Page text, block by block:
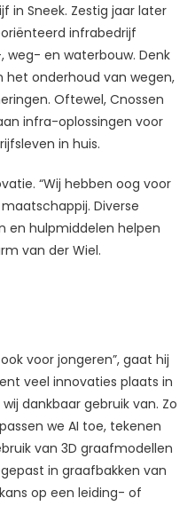
in Sneek. Zestig jaar later
infrabedrijf
en waterbouw. Denk
het onderhoud van wegen,
Oftewel, Cnossen
infra-oplossingen voor
in huis.
“Wij hebben oog voor
Diverse
en hulpmiddelen helpen
van der Wiel.
voor jongeren”, gaat hij
veel innovaties plaats in
dankbaar gebruik van. Zo
we AI toe, tekenen
van 3D graafmodellen
in graafbakken van
op een leiding- of